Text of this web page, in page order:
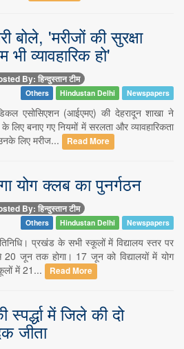
बोले, 'मरीजों की सुरक्षा
भी व्यावहारिक हो'
By: हिन्दुस्तान टीम
Others Hindustan Delhi Newspapers
एसोसिएशन (आईएमए) की देहरादून शाखा ने
लिए बनाए गए नियमों में सरलता और व्यावहारिकता
लिए मरीज...
Read More
योग क्लब का पुनर्गठन
By: हिन्दुस्तान टीम
Others Hindustan Delhi Newspapers
प्रखंड के सभी स्कूलों में विद्यालय स्तर पर
20 जून तक होगा। 17 जून को विद्यालयों में योग
में 21...
Read More
में जिले की दो
जीता